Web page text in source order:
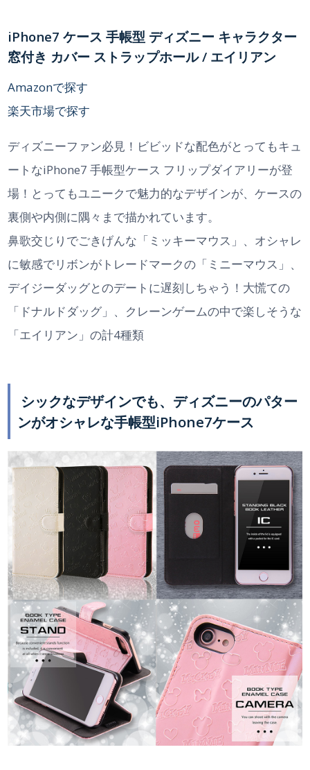
iPhone7 ケース 手帳型 ディズニー キャラクター
窓付き カバー ストラップホール / エイリアン
Amazonで探す
楽天市場で探す
ディズニーファン必見！ビビッドな配色がとってもキュ
ートなiPhone7 手帳型ケース フリップダイアリーが登
場！とってもユニークで魅力的なデザインが、ケースの
裏側や内側に隅々まで描かれています。
鼻歌交じりでごきげんな「ミッキーマウス」、オシャレ
に敏感でリボンがトレードマークの「ミニーマウス」、
デイジーダッグとのデートに遅刻しちゃう！大慌ての
「ドナルドダッグ」、クレーンゲームの中で楽しそうな
「エイリアン」の計4種類
シックなデザインでも、ディズニーのパター
ンがオシャレな手帳型iPhone7ケース